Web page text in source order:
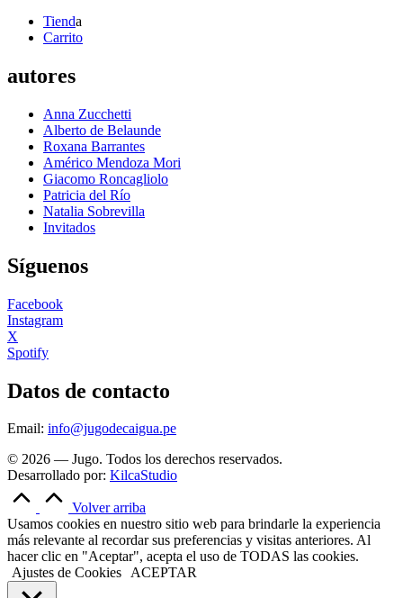
Tienda
Carrito
autores
Anna Zucchetti
Alberto de Belaunde
Roxana Barrantes
Américo Mendoza Mori
Giacomo Roncagliolo
Patricia del Río
Natalia Sobrevilla
Invitados
Síguenos
Facebook
Instagram
X
Spotify
Datos de contacto
Email: info@jugodecaigua.pe
© 2026 — Jugo. Todos los derechos reservados.
Desarrollado por: KilcaStudio
Volver arriba
Usamos cookies en nuestro sitio web para brindarle la experiencia
más relevante al recordar sus preferencias y visitas anteriores. Al
hacer clic en "Aceptar", acepta el uso de TODAS las cookies.
Ajustes de Cookies ACEPTAR